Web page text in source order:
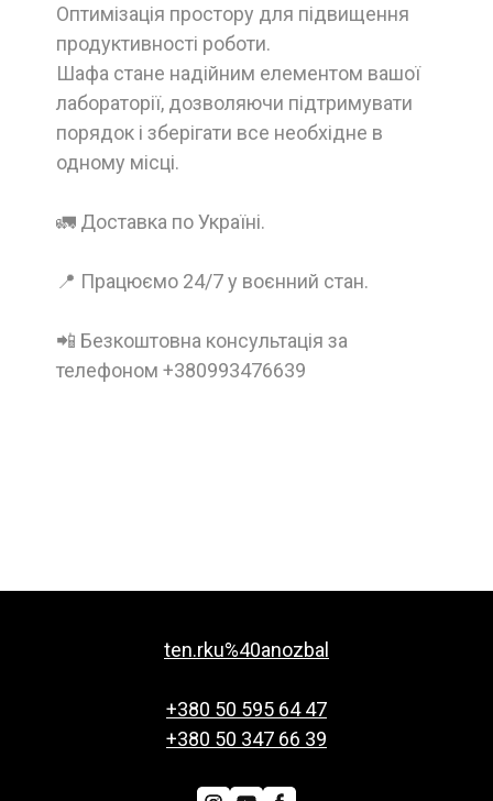
Оптимізація простору для підвищення
продуктивності роботи.
Шафа стане надійним елементом вашої
лабораторії, дозволяючи підтримувати
порядок і зберігати все необхідне в
одному місці.
🚛 Доставка по Україні.
📍 Працюємо 24/7 у воєнний стан.
📲 Безкоштовна консультація за
телефоном +380993476639
ten.rku%40anozbal
+380 50 595 64 47
+380 50 347 66 39